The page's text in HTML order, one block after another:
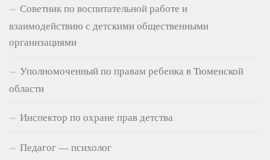
Советник по воспитательной работе и
взаимодействию с детскими общественными
организациями
Уполномоченный по правам ребенка в Тюменской
области
Инспектор по охране прав детства
Педагог — психолог